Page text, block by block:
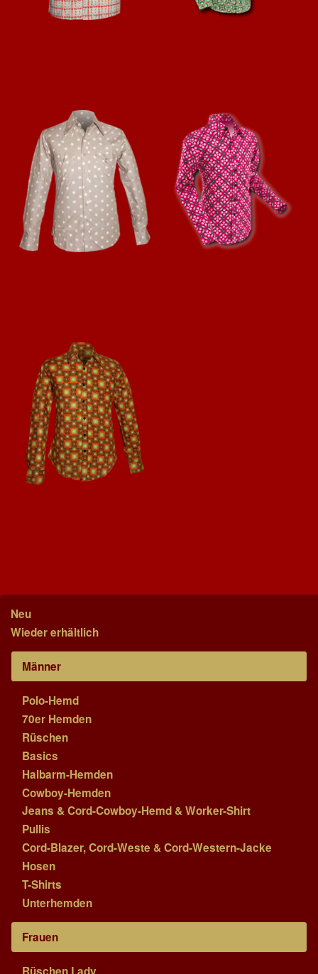
Neu
Wieder erhältlich
Männer
Polo-Hemd
70er Hemden
Rüschen
Basics
Halbarm-Hemden
Cowboy-Hemden
Jeans & Cord-Cowboy-Hemd & Worker-Shirt
Pullis
Cord-Blazer, Cord-Weste & Cord-Western-Jacke
Hosen
T-Shirts
Unterhemden
Frauen